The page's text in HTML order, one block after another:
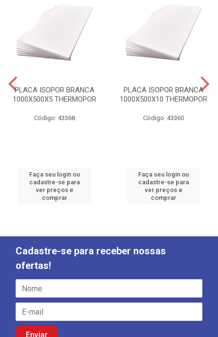
PLACA ISOPOR BRANCA
1000X500X5 THERMOPOR
Código: 43368
Faça seu login ou
cadastre-se para
ver preços e
comprar
PLACA ISOPOR BRANCA
1000X500X10 THERMOPOR
Código: 43360
Faça seu login ou
cadastre-se para
ver preços e
comprar
Cadastre-se para receber nossas
ofertas!